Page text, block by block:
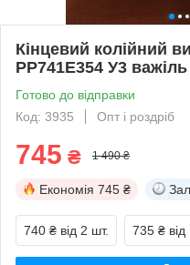
Кінцевий колійний
PP741Е354 У3
Готово до відправки
Код: 3935
Опт і роздріб
745 ₴ 1 490 ₴
Економія 745 ₴
740 ₴ від 2 шт. 735 ₴